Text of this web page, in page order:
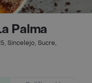
Palma
Sincelejo, Sucre,